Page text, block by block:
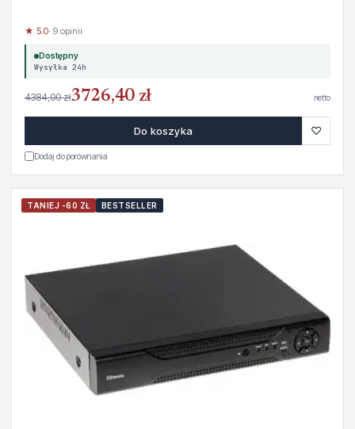
★ 5.0· 9 opinii
Dostępny
Wysyłka 24h
4384,00 zł3726,40 zł netto
Do koszyka ♡
Dodaj do porównania
TANIEJ -60 ZŁ BESTSELLER